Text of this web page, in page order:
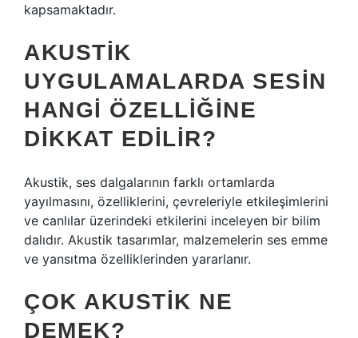
kapsamaktadır.
AKUSTIK
UYGULAMALARDA SESIN
HANGI ÖZELLIĞINE
DIKKAT EDILIR?
Akustik, ses dalgalarının farklı ortamlarda
yayılmasını, özelliklerini, çevreleriyle etkileşimlerini
ve canlılar üzerindeki etkilerini inceleyen bir bilim
dalıdır. Akustik tasarımlar, malzemelerin ses emme
ve yansıtma özelliklerinden yararlanır.
ÇOK AKUSTIK NE
DEMEK?